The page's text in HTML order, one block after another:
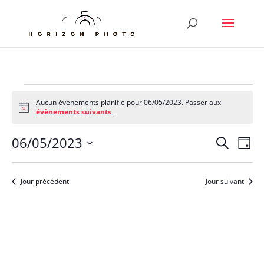
for
Notice
Aucun évènements planifié pour 06/05/2023. Passer aux
évènements suivants .
de
Recherche
de
Jour
06/05/2023
Sélectionnez
date.
Jour précédent Jour suivant